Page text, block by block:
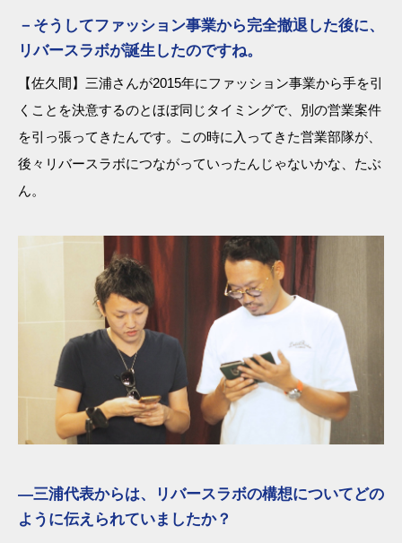
－そうしてファッション事業から完全撤退した後に、
リバースラボが誕生したのですね。
【佐久間】三浦さんが2015年にファッション事業から手を引
くことを決意するのとほぼ同じタイミングで、別の営業案件
を引っ張ってきたんです。この時に入ってきた営業部隊が、
後々リバースラボにつながっていったんじゃないかな、たぶ
ん。
―三浦代表からは、リバースラボの構想についてどの
ように伝えられていましたか？